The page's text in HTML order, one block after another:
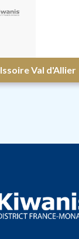
Issoire Val d'Allier